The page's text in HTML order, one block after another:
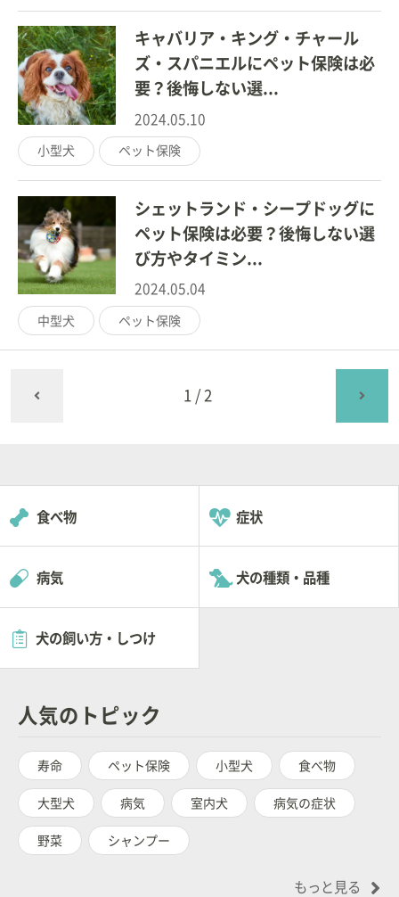
キャバリア・キング・チャール
ズ・スパニエルにペット保険は必
要？後悔しない選...
2024.05.10
小型犬 ペット保険
シェットランド・シープドッグに
ペット保険は必要？後悔しない選
び方やタイミン...
2024.05.04
中型犬 ペット保険
1/2
食べ物 症状
病気 犬の種類・品種
犬の飼い方・しつけ
人気のトピック
寿命 ペット保険 小型犬 食べ物
大型犬 病気 室内犬 病気の症状
野菜 シャンプー
もっと見る